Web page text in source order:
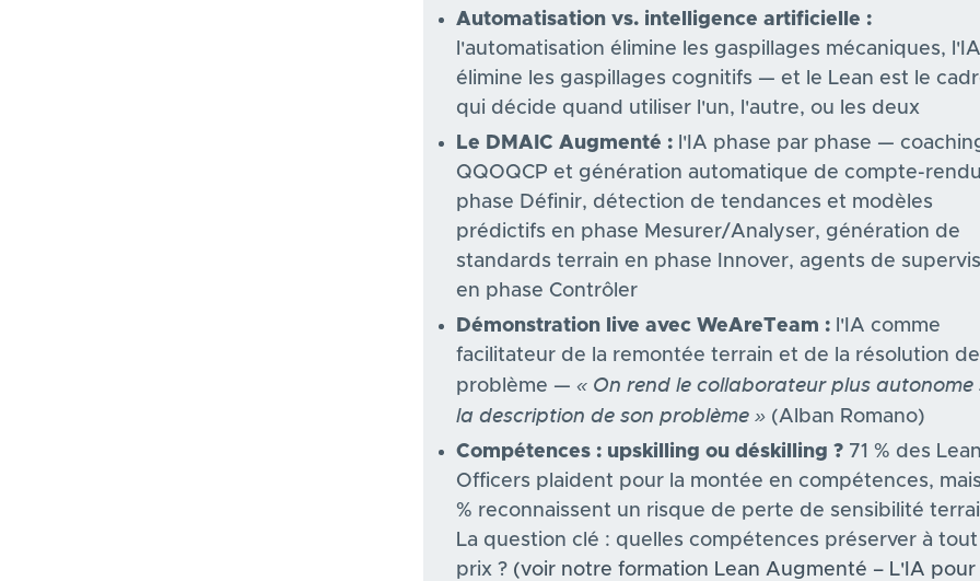
Automatisation vs. intelligence artificielle :
l'automatisation élimine les gaspillages mécaniques, l'IA
élimine les gaspillages cognitifs — et le Lean est le
qui décide quand utiliser l'un, l'autre, ou les deux
Le DMAIC Augmenté : l'IA phase par phase —
QQOQCP et génération automatique de compte-
phase Définir, détection de tendances et modèles
prédictifs en phase Mesurer/Analyser, génération de
standards terrain en phase Innover, agents de
en phase Contrôler
Démonstration live avec WeAreTeam : l'IA comme
facilitateur de la remontée terrain et de la résolution de
problème — « On rend le collaborateur plus autonome
la description de son problème » (Alban Romano)
Compétences : upskilling ou déskilling ? 71 % des Lean
Officers plaident pour la montée en compétences,
% reconnaissent un risque de perte de sensibilité
La question clé : quelles compétences préserver à tout
prix ? (voir notre formation Lean Augmenté – L'IA pour